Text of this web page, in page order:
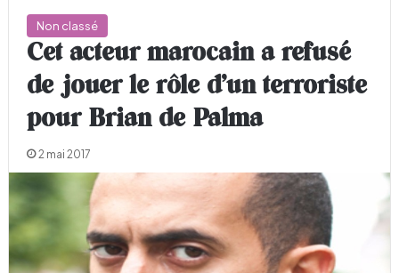
Non classé
Cet acteur marocain a refusé
de jouer le rôle d’un terroriste
pour Brian de Palma
2 mai 2017